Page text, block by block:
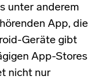
unter anderem
App, die
Geräte gibt
App-Stores
nicht nur